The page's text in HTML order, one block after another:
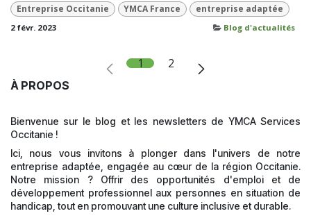
Entreprise Occitanie YMCA France entreprise adaptée
2 févr. 2023 Blog d'actualités
1 2
À PROPOS
Bienvenue sur le blog et les newsletters de YMCA Services
Occitanie !
Ici, nous vous invitons à plonger dans l'univers de notre
entreprise adaptée, engagée au cœur de la région Occitanie.
Notre mission ? Offrir des opportunités d'emploi et de
développement professionnel aux personnes en situation de
handicap, tout en promouvant une culture inclusive et durable.